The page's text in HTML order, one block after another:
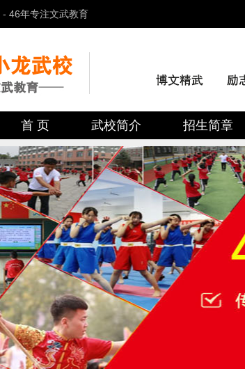
46年专注文武教育
首 页 武校简介 招生简章